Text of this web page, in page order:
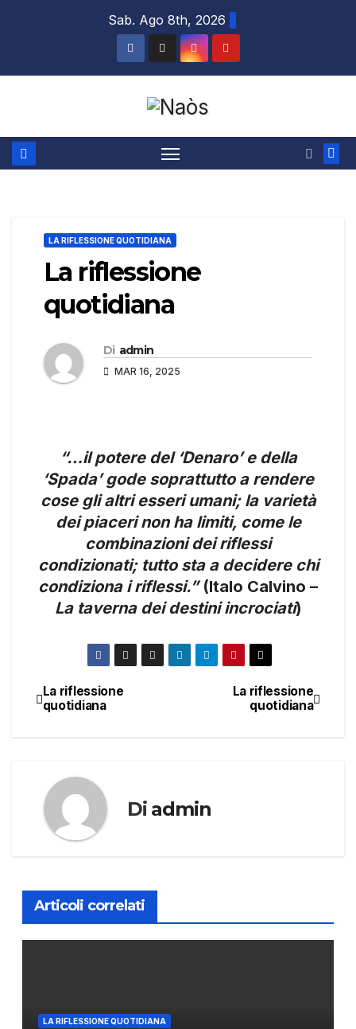
Sab. Ago 8th, 2026
LA RIFLESSIONE QUOTIDIANA
La riflessione
quotidiana
Di admin
MAR 16, 2025
“…il potere del ‘Denaro’ e della
‘Spada’ gode soprattutto a rendere
cose gli altri esseri umani; la varietà
dei piaceri non ha limiti, come le
combinazioni dei riflessi
condizionati; tutto sta a decidere chi
condiziona i riflessi.”(Italo Calvino –
La taverna dei destini incrociati)
Navigazione
La riflessione
quotidiana
La riflessione
quotidiana
Di admin
Articoli correlati
LA RIFLESSIONE QUOTIDIANA